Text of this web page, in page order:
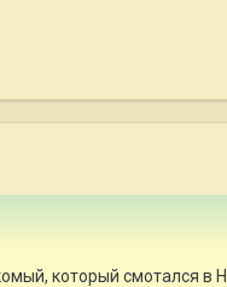
который смотался